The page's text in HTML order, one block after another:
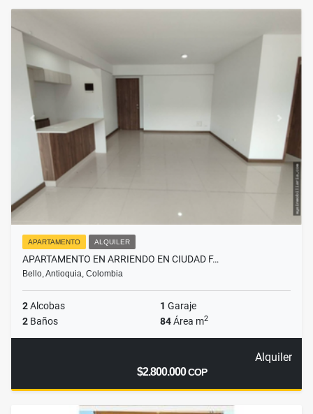
APARTAMENTO ALQUILER
APARTAMENTO EN ARRIENDO EN CIUDAD F…
Bello, Antioquia, Colombia
2Alcobas 1 Garaje
2 Baños 84Área m2
Alquiler
$2.800.000COP